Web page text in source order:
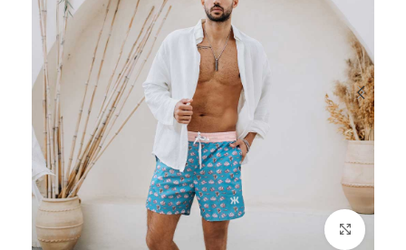
بزرگنمایی تصویر